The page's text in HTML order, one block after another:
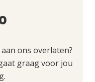
ons overlaten?
graag voor jou